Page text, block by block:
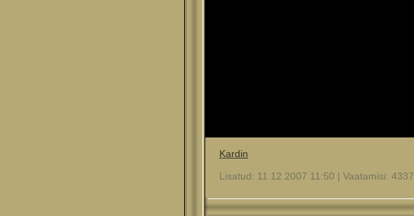
Kardin
Lisatud: 11.12.2007 11:50 | Vaatamisi: 4337